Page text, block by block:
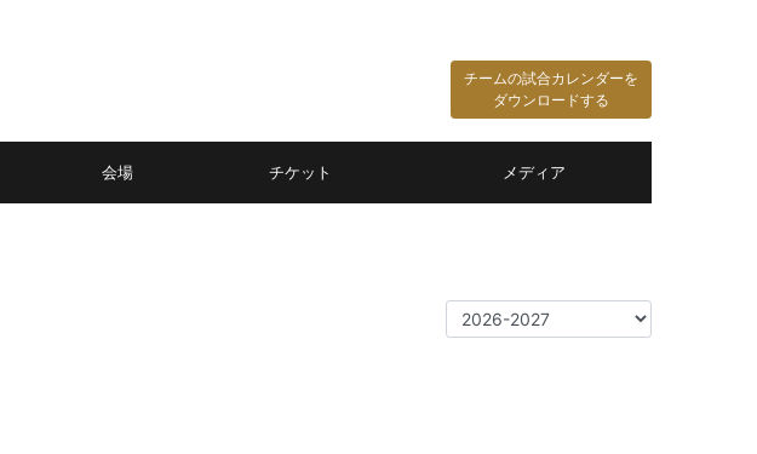
チームの試合カレンダーを
ダウンロードする
会場 チケット メディア